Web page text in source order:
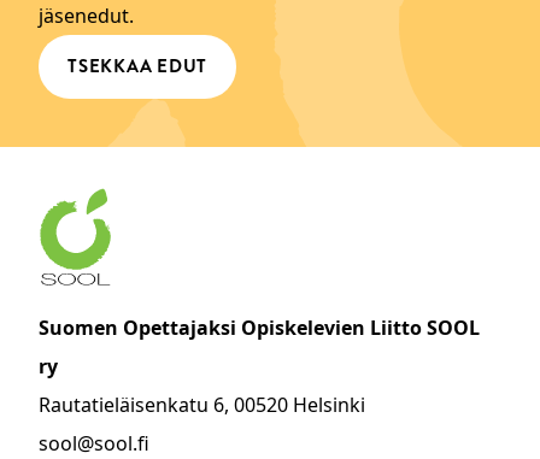
jäsenedut.
TSEKKAA EDUT
Suomen Opettajaksi Opiskelevien Liitto SOOL
ry
Rautatieläisenkatu 6, 00520 Helsinki
sool@sool.fi